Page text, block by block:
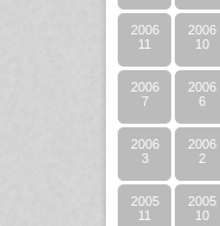
2006
11
2006
10
2006
7
2006
6
2006
3
2006
2
2005
11
2005
10